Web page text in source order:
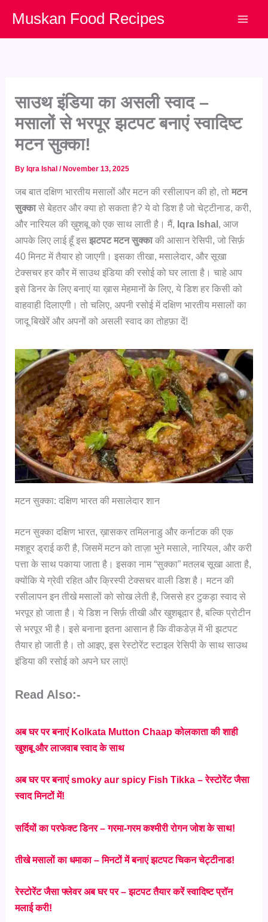
content
Muskan Food Recipes
साउथ इंडिया का असली स्वाद –
मसालों से भरपूर झटपट बनाएं स्वादिष्ट
मटन सुक्का!
By Iqra Ishal/ November 13, 2025
जब बात दक्षिण भारतीय मसालों और मटन की रसीलापन की हो, तोमटन
सुक्कासे बेहतर और क्या हो सकता है? ये वो डिश है जो चेट्टीनाड, करी,
और नारियल की ख़ुशबू को एक साथ लाती है। मैं, Iqra Ishal , आज
आपके लिए लाई हूँ इसझटपट मटन सुक्काकी आसान रेसिपी, जो सिर्फ़
40 मिनट में तैयार हो जाएगी। इसका तीखा, मसालेदार, और सूखा
टेक्सचर हर कौर में साउथ इंडिया की रसोई को घर लाता है। चाहे आप
इसे डिनर के लिए बनाएं या ख़ास मेहमानों के लिए, ये डिश हर किसी को
वाहवाही दिलाएगी। तो चलिए, अपनी रसोई में दक्षिण भारतीय मसालों का
जादू बिखेरें और अपनों को असली स्वाद का तोहफ़ा दें!
मटन सुक्का: दक्षिण भारत की मसालेदार शान
मटन सुक्का दक्षिण भारत, ख़ासकर तमिलनाडु और कर्नाटक की एक
मशहूर ड्राई करी है, जिसमें मटन को ताज़ा भुने मसाले, नारियल, और करी
पत्ता के साथ पकाया जाता है। इसका नाम “सुक्का” मतलब सूखा आता है,
क्योंकि ये ग्रेवी रहित और क्रिस्पी टेक्सचर वाली डिश है। मटन की
रसीलापन इन तीखे मसालों को सोख लेती है, जिससे हर टुकड़ा स्वाद से
भरपूर हो जाता है। ये डिश न सिर्फ़ तीखी और खुशबूदार है, बल्कि प्रोटीन
से भरपूर भी है। इसे बनाना इतना आसान है कि वीकडेज़ में भी झटपट
तैयार हो जाती है। तो आइए, इस रेस्टोरेंट स्टाइल रेसिपी के साथ साउथ
इंडिया की रसोई को अपने घर लाएं!
Read Also:-
अब घर पर बनाएं Kolkata Mutton Chaap कोलकाता की शाही
खुशबू और लाजवाब स्वाद के साथ
अब घर पर बनाएं smoky aur spicy Fish Tikka – रेस्टोरेंट जैसा
स्वाद मिनटों में!
सर्दियों का परफेक्ट डिनर – गरमा-गरम कश्मीरी रोगन जोश के साथ!
तीखे मसालों का धमाका – मिनटों में बनाएं झटपट चिकन चेट्टीनाड!
रेस्टोरेंट जैसा फ्लेवर अब घर पर – झटपट तैयार करें स्वादिष्ट प्रॉन
मलाई करी!